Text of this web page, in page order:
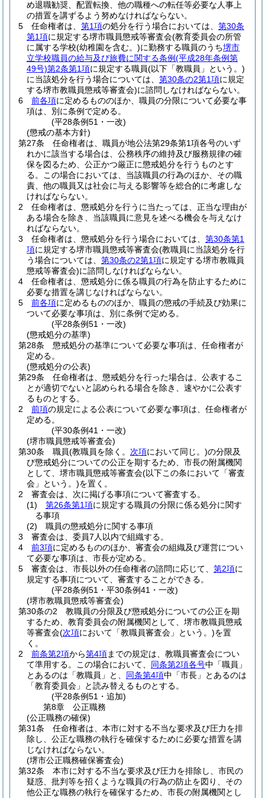
め退職勧奨、配置転換、他の職種への転任等必要な人事上
の措置を講ずるよう努めなければならない。
5
任命権者は、 第1項の処分を行う場合においては、 第30条
第1項に規定する堺市職員懲戒等審査会(教育委員会の所管
に属する学校(幼稚園を含む。)に勤務する職員のうち堺市
立学校職員の給与及び旅費に関する条例(平成28年条例第
49号)第2条第1項に規定する職員(以下「教職員」という。)
に当該処分を行う場合については、 第30条の2第1項に規定
する堺市教職員懲戒等審査会)に諮問しなければならない。
6
前各項に定めるもののほか、職員の分限について必要な事
項は、別に条例で定める。
(平28条例51・一改)
(懲戒の基本方針)
第27条
任命権者は、職員が地公法第29条第1項各号のいず
れかに該当する場合は、公務秩序の維持及び服務規律の確
保を図るため、公正かつ厳正に懲戒処分を行うものとす
る。
この場合においては、当該職員の行為のほか、その職
責、他の職員又は社会に与える影響等を総合的に考慮しな
ければならない。
2
任命権者は、懲戒処分を行うに当たっては、正当な理由が
ある場合を除き、当該職員に意見を述べる機会を与えなけ
ればならない。
3
任命権者は、懲戒処分を行う場合においては、 第30条第1
項に規定する堺市職員懲戒等審査会(教職員に当該処分を行
う場合については、 第30条の2第1項に規定する堺市教職員
懲戒等審査会)に諮問しなければならない。
4
任命権者は、懲戒処分に係る職員の行為を防止するために
必要な措置を講じなければならない。
5
前各項に定めるもののほか、職員の懲戒の手続及び効果に
ついて必要な事項は、別に条例で定める。
(平28条例51・一改)
(懲戒処分の基準)
第28条
懲戒処分の基準について必要な事項は、任命権者が
定める。
(懲戒処分の公表)
第29条
任命権者は、懲戒処分を行った場合は、公表するこ
とが適切でないと認められる場合を除き、速やかに公表す
るものとする。
2
前項の規定による公表について必要な事項は、任命権者が
定める。
(平30条例41・一改)
(堺市職員懲戒等審査会)
第30条
職員(教職員を除く。 次項において同じ。)の分限及
び懲戒処分についての公正を期するため、市長の附属機関
として、堺市職員懲戒等審査会(以下この条において「審査
会」という。)を置く。
2
審査会は、次に掲げる事項について審査する。
(1)
第26条第1項に規定する職員の分限に係る処分に関す
る事項
(2)
職員の懲戒処分に関する事項
3
審査会は、委員7人以内で組織する。
4
前3項に定めるもののほか、審査会の組織及び運営につい
て必要な事項は、市長が定める。
5
審査会は、市長以外の任命権者の諮問に応じて、 第2項に
規定する事項について、審査することができる。
(平28条例51・平30条例41・一改)
(堺市教職員懲戒等審査会)
第30条の2
教職員の分限及び懲戒処分についての公正を期
するため、教育委員会の附属機関として、堺市教職員懲戒
等審査会(次項において「教職員審査会」という。)を置
く。
2
前条第2項から第4項までの規定は、教職員審査会につい
て準用する。
この場合において、 同条第2項各号中「職員」
とあるのは「教職員」と、 同条第4項中「市長」とあるのは
「教育委員会」と読み替えるものとする。
(平28条例51・追加)
第8章
公正職務
(公正職務の確保)
第31条
任命権者は、本市に対する不当な要求及び圧力を排
除し、公正な職務の執行を確保するために必要な措置を講
じなければならない。
(堺市公正職務確保審査会)
第32条
本市に対する不当な要求及び圧力を排除し、市民の
疑惑、批判等を招くような職員の行為の防止を図り、その
他公正な職務の執行を確保するため、市長の附属機関とし